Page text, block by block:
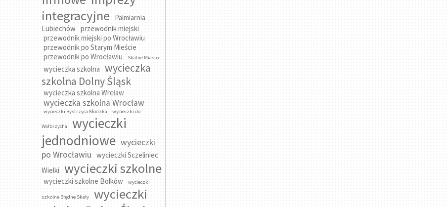
integracyjne Palmiarnia
Lubiechów przewodnik miejski
przewodnik miejski po Wrocławiu
przewodnik po Starym Mieście
przewodnik po Wrocławiu
Skalne Miasto
wycieczka szkolna wycieczka
szkolna Dolny Śląsk
wycieczka szkolna Wrcław
wycieczka szkolna Wrocław
wycieczki Bystrzyca Kłodzka wycieczki do
Wałbrzycha
wycieczki
jednodniowe wycieczki
po Wrocławiu wycieczki Sczeliniec
Wielki wycieczki szkolne
wycieczki szkolne Bolków wycieczki
szkolne Błędne Skały
wycieczki